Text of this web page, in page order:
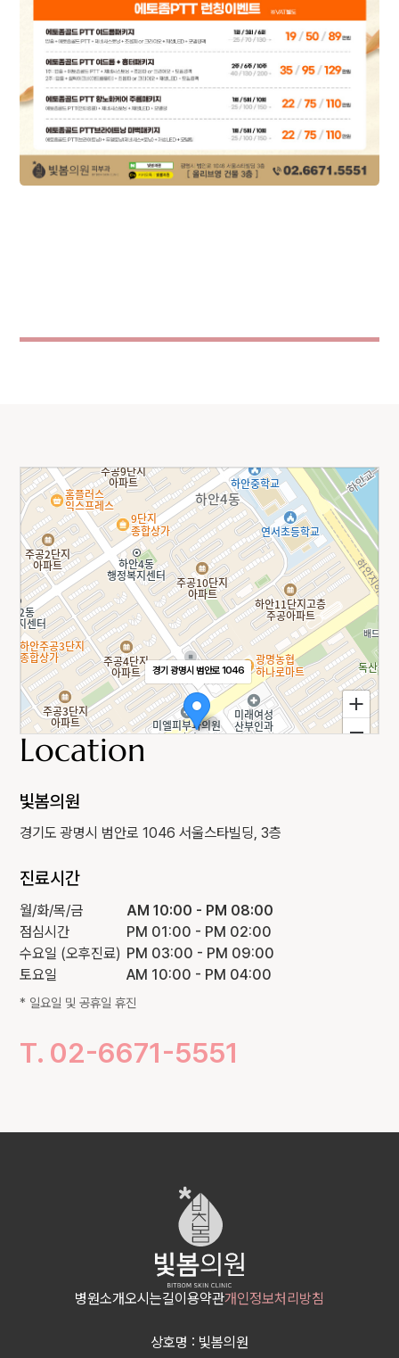
경기 광명시 범안로 1046
Location
빛봄의원
경기도 광명시 범안로 1046 서울스타빌딩, 3층
진료시간
월/화/목/금
AM 10:00 - PM 08:00
점심시간
PM 01:00 - PM 02:00
수요일 (오후진료) PM 03:00 - PM 09:00
토요일
AM 10:00 - PM 04:00
* 일요일 및 공휴일 휴진
T. 02-6671-5551
병원소개오시는길이용약관개인정보처리방침
상호명 : 빛봄의원